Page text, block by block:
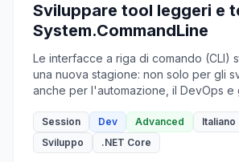
Sviluppare tool leggeri e
System.CommandLine
Le interfacce a riga di comando (CLI)
una nuova stagione: non solo per gli
anche per l'automazione, il DevOps e
System.CommandLine, la potente
.NET CLI e di molti strumenti globali e
dell'ecosistema .NET. Vedremo come
Session Dev Advanced Italiano
Sviluppo
.NET Core